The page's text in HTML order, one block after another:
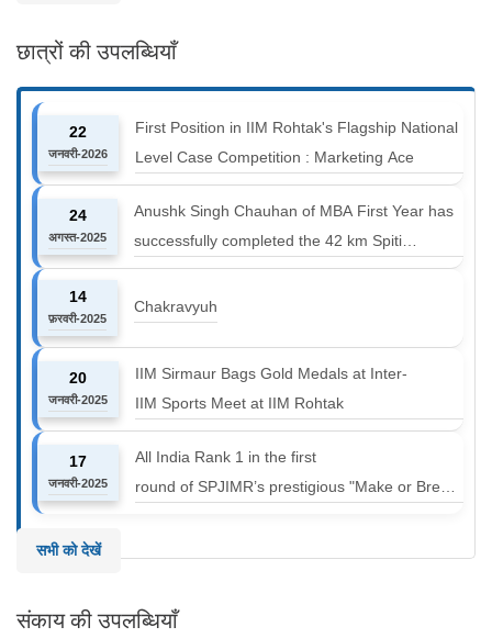
छात्रों की उपलब्धियाँ
22
जनवरी-2026
First Position in IIM Rohtak's Flagship National
Level Case Competition : Marketing Ace
24
अगस्त-2025
Anushk Singh Chauhan of MBA First Year has
successfully completed the 42 km Spiti
Marathon at an altitude of 12000 to 14000 feet
14
फ़रवरी-2025
Chakravyuh
20
जनवरी-2025
IIM Sirmaur Bags Gold Medals at Inter-
IIM Sports Meet at IIM Rohtak
17
जनवरी-2025
All India Rank 1 in the first
round of SPJIMR’s prestigious "Make or Break
सभी को देखें
संकाय की उपलब्धियाँ